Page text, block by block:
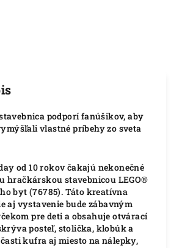
podporí fanúšikov, aby
vlastné príbehy zo sveta
od 10 rokov čakajú nekonečné
hračkárskou stavebnicou LEGO®
byt (76785). Táto kreatívna
aj vystavenie bude zábavným
pre deti a obsahuje otvárací
posteľ, stolička, klobúk a
kufra aj miesto na nálepky,